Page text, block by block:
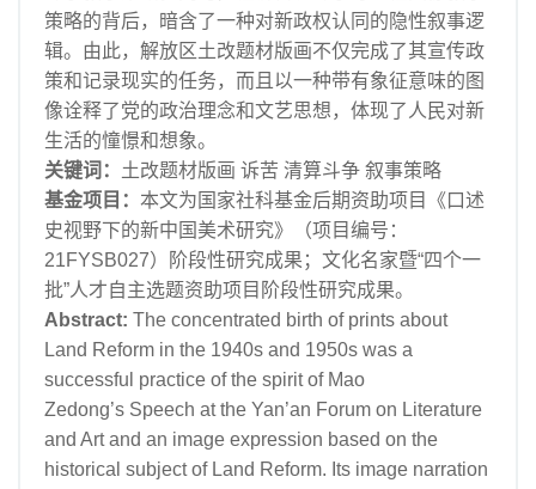
策略的背后，暗含了一种对新政权认同的隐性叙事逻
辑。由此，解放区土改题材版画不仅完成了其宣传政
策和记录现实的任务，而且以一种带有象征意味的图
像诠释了党的政治理念和文艺思想，体现了人民对新
生活的憧憬和想象。
关键词： 土改题材版画 诉苦 清算斗争 叙事策略
基金项目：本文为国家社科基金后期资助项目《口述
史视野下的新中国美术研究》（项目编号：
21FYSB027）阶段性研究成果；文化名家暨“四个一
批”人才自主选题资助项目阶段性研究成果。
Abstract: The concentrated birth of prints about
Land Reform in the 1940s and 1950s was a
successful practice of the spirit of Mao
Zedong’s Speech at the Yan’an Forum on Literature
and Art and an image expression based on the
historical subject of Land Reform. Its image narration